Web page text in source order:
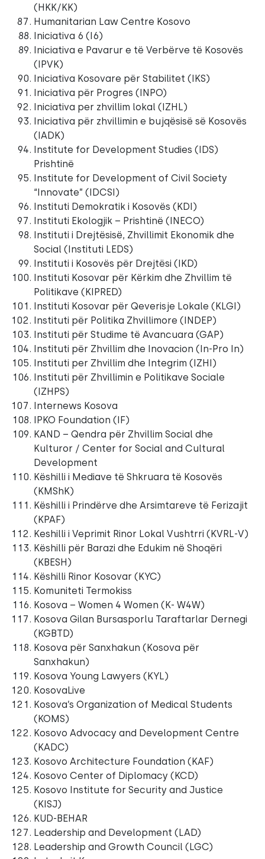
(HKK/KK)
Humanitarian Law Centre Kosovo
Iniciativa 6 (I6)
Iniciativa e Pavarur e të Verbërve të Kosovës
(IPVK)
Iniciativa Kosovare për Stabilitet (IKS)
Iniciativa për Progres (INPO)
Iniciativa per zhvillim lokal (IZHL)
Iniciativa për zhvillimin e bujqësisë së Kosovës
(IADK)
Institute for Development Studies (IDS)
Prishtinë
Institute for Development of Civil Society
“Innovate” (IDCSI)
Instituti Demokratik i Kosovës (KDI)
Instituti Ekologjik – Prishtinë (INECO)
Instituti i Drejtësisë, Zhvillimit Ekonomik dhe
Social (Instituti LEDS)
Instituti i Kosovës për Drejtësi (IKD)
Instituti Kosovar për Kërkim dhe Zhvillim të
Politikave (KIPRED)
Instituti Kosovar për Qeverisje Lokale (KLGI)
Instituti për Politika Zhvillimore (INDEP)
Instituti për Studime të Avancuara (GAP)
Instituti për Zhvillim dhe Inovacion (In-Pro In)
Instituti per Zhvillim dhe Integrim (IZHI)
Instituti për Zhvillimin e Politikave Sociale
(IZHPS)
Internews Kosova
IPKO Foundation (IF)
KAND – Qendra për Zhvillim Social dhe
Kulturor / Center for Social and Cultural
Development
Këshilli i Mediave të Shkruara të Kosovës
(KMShK)
Këshilli i Prindërve dhe Arsimtareve të Ferizajit
(KPAF)
Keshilli i Veprimit Rinor Lokal Vushtrri (KVRL-V)
Këshilli për Barazi dhe Edukim në Shoqëri
(KBESH)
Këshilli Rinor Kosovar (KYC)
Komuniteti Termokiss
Kosova – Women 4 Women (K- W4W)
Kosova Gilan Bursasporlu Taraftarlar Dernegi
(KGBTD)
Kosova për Sanxhakun (Kosova për
Sanxhakun)
Kosova Young Lawyers (KYL)
KosovaLive
Kosova’s Organization of Medical Students
(KOMS)
Kosovo Advocacy and Development Centre
(KADC)
Kosovo Architecture Foundation (KAF)
Kosovo Center of Diplomacy (KCD)
Kosovo Institute for Security and Justice
(KISJ)
KUD-BEHAR
Leadership and Development (LAD)
Leadership and Growth Council (LGC)